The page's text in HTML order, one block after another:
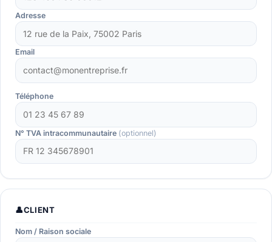
Adresse
Email
Téléphone
N° TVA intracommunautaire (optionnel)
👤CLIENT
Nom / Raison sociale